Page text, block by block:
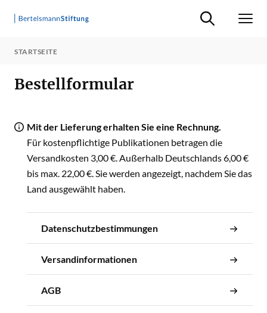
Suche ein-/
STARTSEITE
Bestellformular
Produkt
Preis
Anzahl
Mit der Lieferung erhalten Sie eine Rechnung.
Für kostenpflichtige Publikationen betragen die
Versandkosten 3,00 €. Außerhalb Deutschlands 6,00 €
bis max. 22,00 €. Sie werden angezeigt, nachdem Sie das
Land ausgewählt haben.
Datenschutzbestimmungen
Versandinformationen
AGB